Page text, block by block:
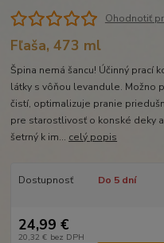
Ohodnotiť
Fľaša, 473 ml
Špina nemá šancu! Účinný prací
látky s vôňou levandule. Možno
čistí, optimalizuje pranie
pre starostlivosť o konské deky
šetrný k im... celý popis
Dostupnosť Do 5 dní
24,99 €
20,32 € bez DPH